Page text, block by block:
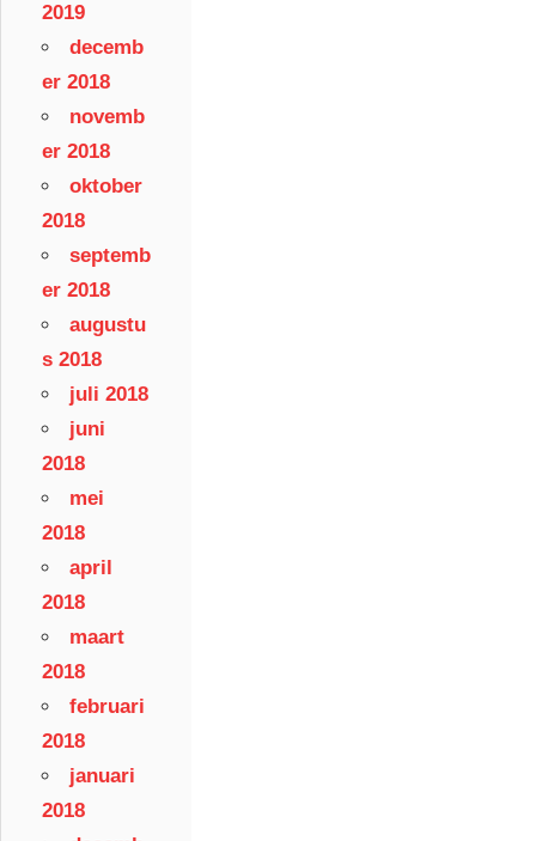
2019
decemb
er 2018
novemb
er 2018
oktober
2018
septemb
er 2018
augustu
s 2018
juli 2018
juni
2018
mei
2018
april
2018
maart
2018
februari
2018
januari
2018